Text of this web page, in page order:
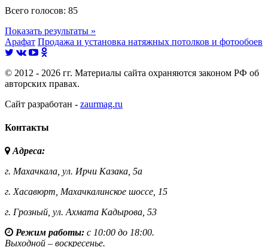
Всего голосов: 85
Показать результаты »
Арафат Продажа и установка натяжных потолков и фотообоев
© 2012 - 2026 гг. Материалы сайта охраняются законом РФ об
авторских правах.
Сайт разработан - zaurmag.ru
Контакты
Адреса:
г. Махачкала, ул. Ирчи Казака, 5а
г. Хасавюрт, Махачкалинское шоссе, 15
г. Грозный, ул. Ахмата Кадырова, 53
Режим работы: с 10:00 до 18:00.
Выходной – воскресенье.